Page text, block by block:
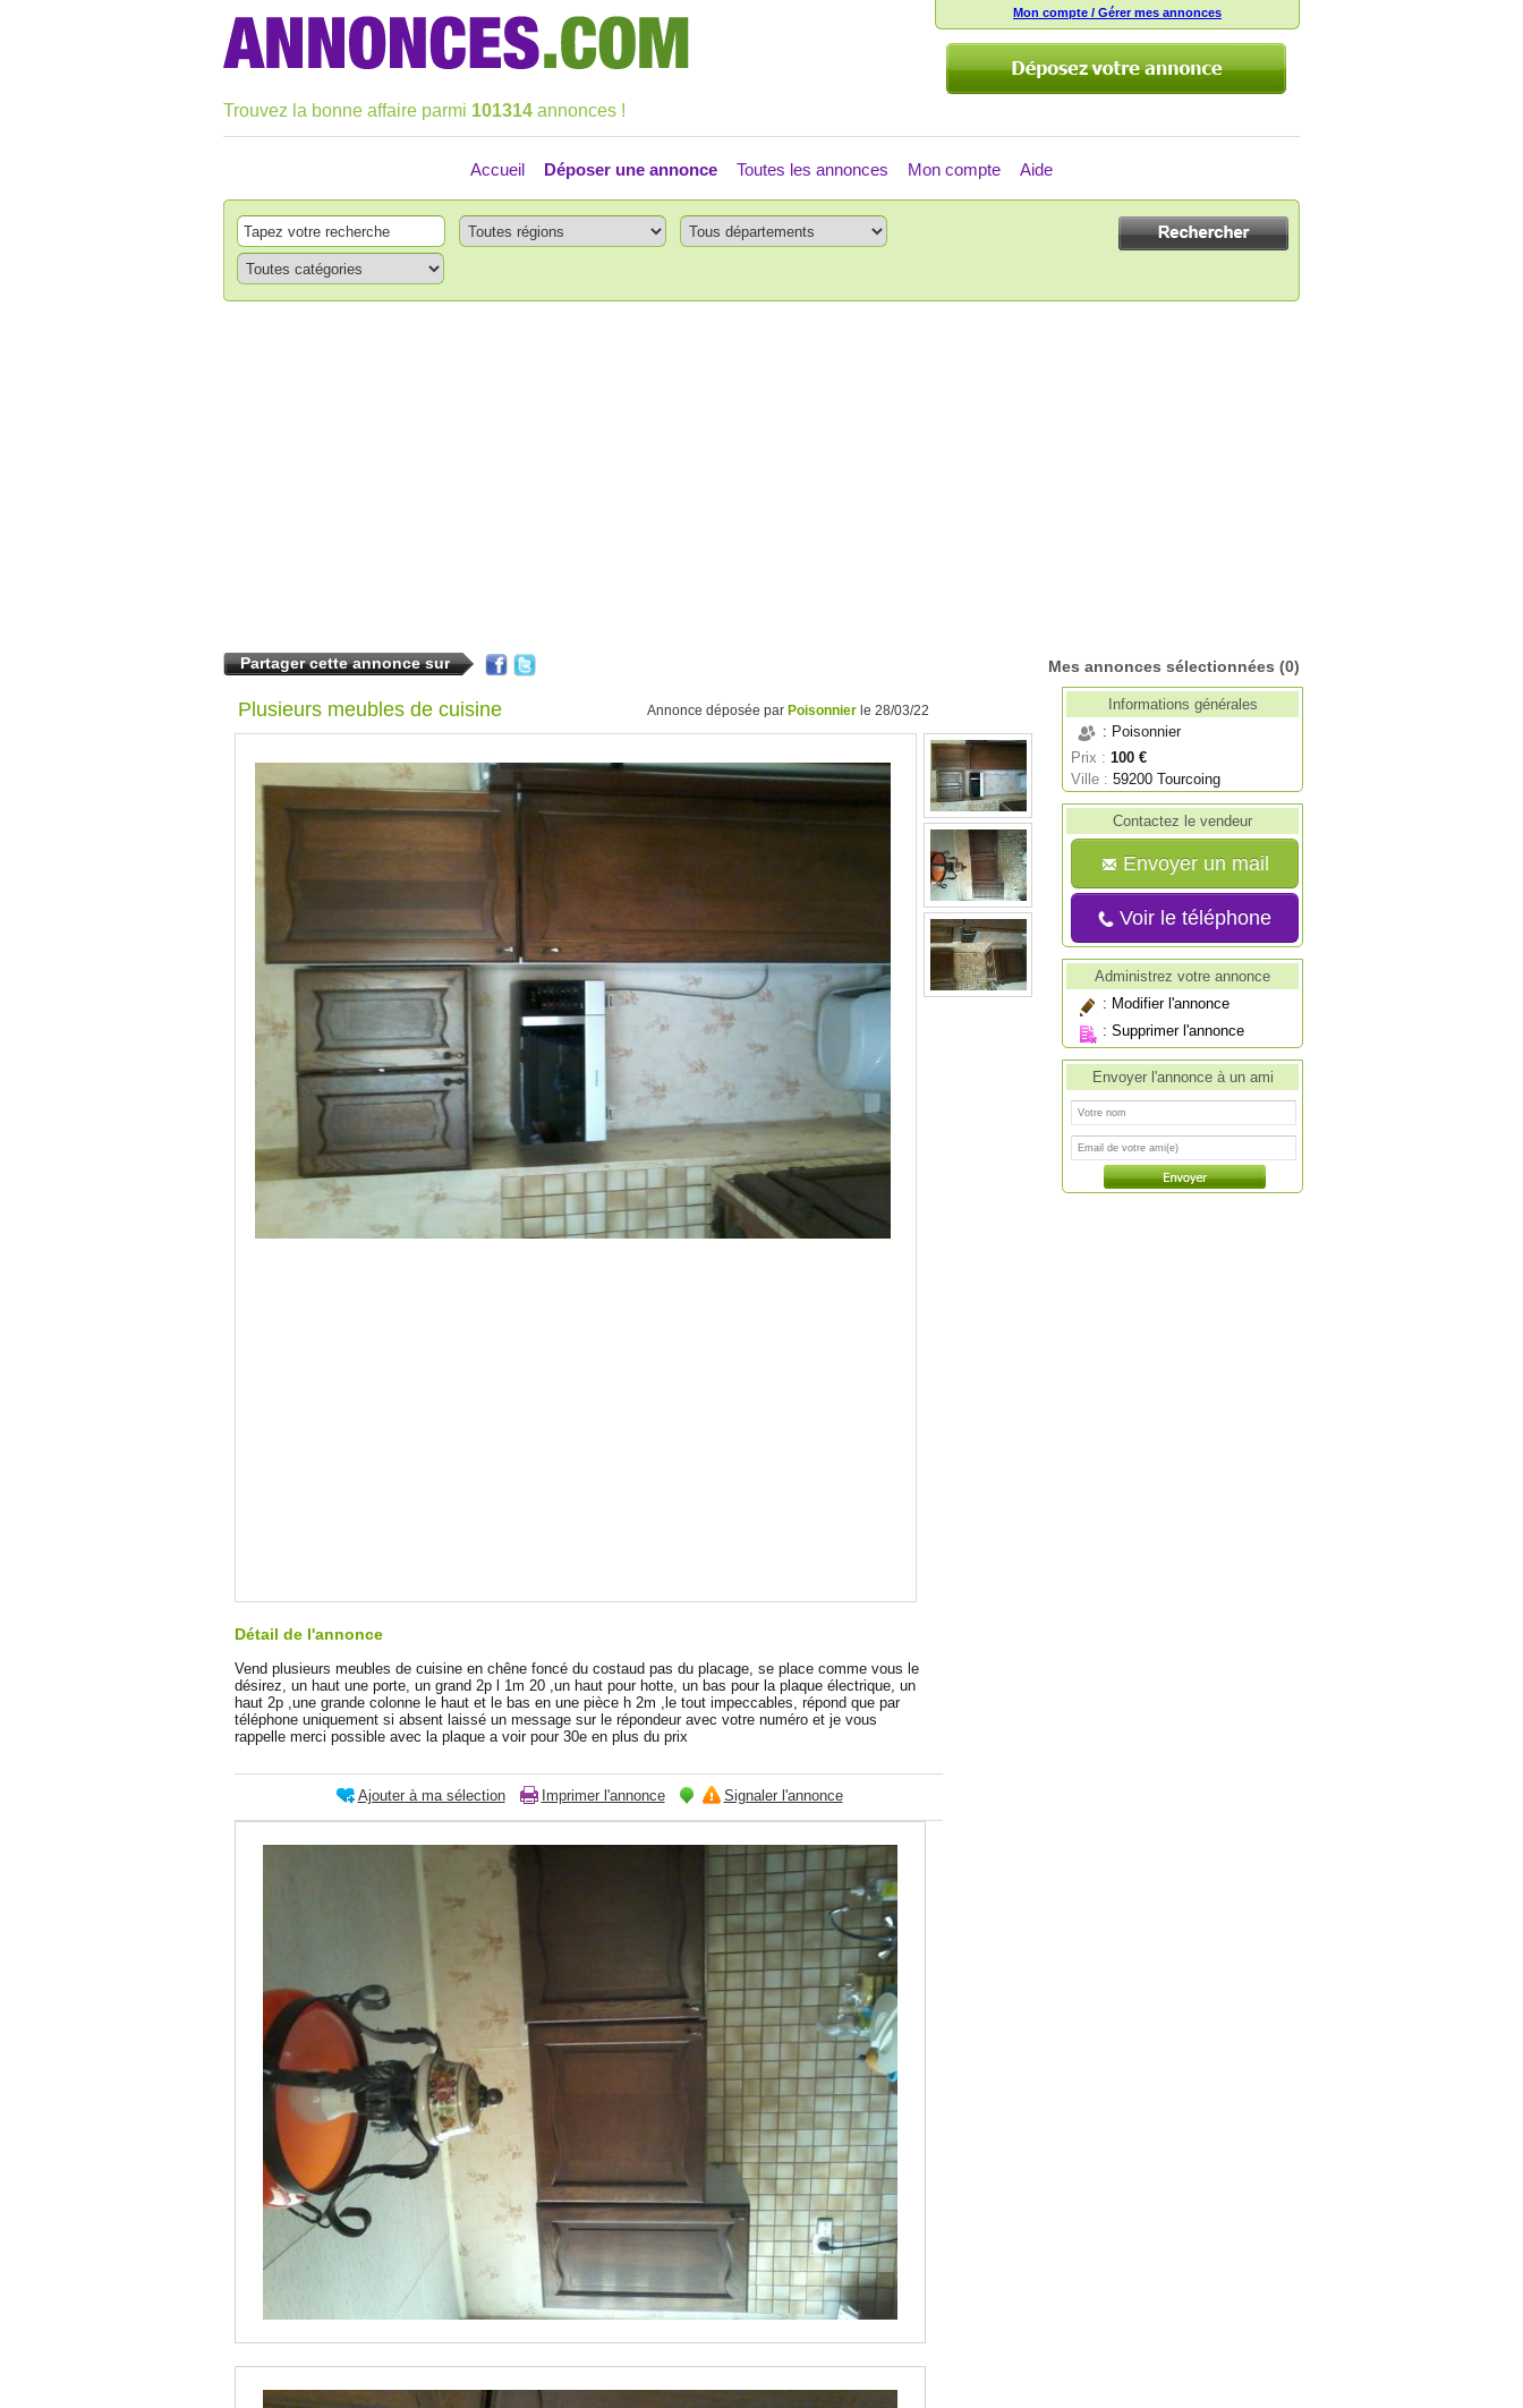
Mon compte / Gérer mes annonces
Trouvez la bonne affaire parmi 101314 annonces !
Accueil Déposer une annonce Toutes les annonces Mon compte Aide
Partager cette annonce sur Mes annonces sélectionnées (0)
Plusieurs meubles de cuisine Annonce déposée par Poisonnier le 28/03/22
Détail de l'annonce
Vend plusieurs meubles de cuisine en chêne foncé du costaud pas du placage, se place comme vous le
désirez, un haut une porte, un grand 2p l 1m 20 ,un haut pour hotte, un bas pour la plaque électrique, un
haut 2p ,une grande colonne le haut et le bas en une pièce h 2m ,le tout impeccables, répond que par
téléphone uniquement si absent laissé un message sur le répondeur avec votre numéro et je vous
rappelle merci possible avec la plaque a voir pour 30e en plus du prix
Ajouter à ma sélection Imprimer l'annonce Signaler l'annonce
Informations générales
: Poisonnier
Prix : 100 €
Ville : 59200 Tourcoing
Contactez le vendeur
Envoyer un mail
Voir le téléphone
Administrez votre annonce
: Modifier l'annonce
: Supprimer l'annonce
Envoyer l'annonce à un ami